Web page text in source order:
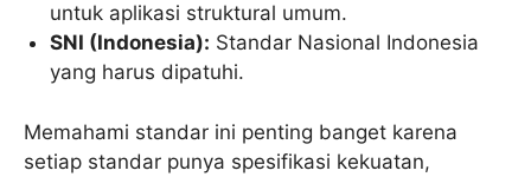
untuk aplikasi struktural umum.
SNI (Indonesia): Standar Nasional Indonesia
yang harus dipatuhi.
Memahami standar ini penting banget karena
setiap standar punya spesifikasi kekuatan,